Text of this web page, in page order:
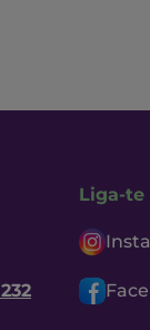
232
Liga-te